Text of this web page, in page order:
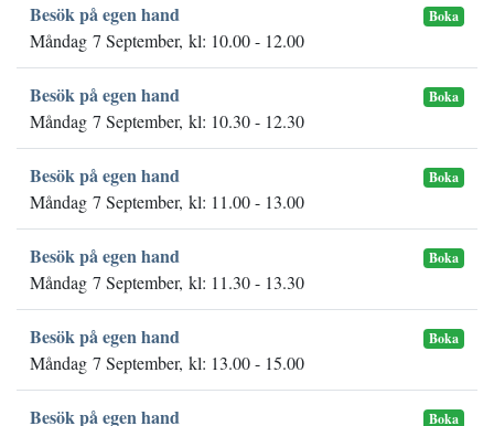
Besök på egen hand Boka
Måndag 7 September, kl: 10.00 - 12.00
Besök på egen hand Boka
Måndag 7 September, kl: 10.30 - 12.30
Besök på egen hand Boka
Måndag 7 September, kl: 11.00 - 13.00
Besök på egen hand Boka
Måndag 7 September, kl: 11.30 - 13.30
Besök på egen hand Boka
Måndag 7 September, kl: 13.00 - 15.00
Besök på egen hand Boka